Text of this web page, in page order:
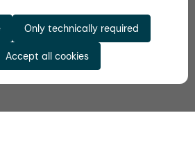
Only technically required
Accept all cookies